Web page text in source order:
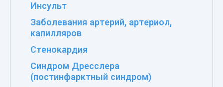
Инсульт
Заболевания артерий, артериол,
капилляров
Стенокардия
Синдром Дресслера
(постинфарктный синдром)